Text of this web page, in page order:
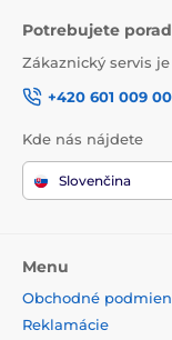
Potrebujete
Zákaznický servis
+420 601 009
Kde nás nájdete
Slovenčina
Menu
Obchodné
Reklamácie